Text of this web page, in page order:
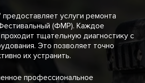
услуги ремонта
(ФМР). Каждое
тщательную диагностику с
Это позволяет точно
их устранить.
профессиональное